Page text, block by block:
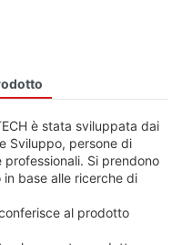
è stata sviluppata dai
Sviluppo, persone di
Si prendono
base alle ricerche di
al prodotto